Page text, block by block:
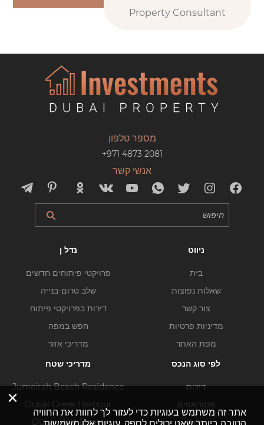
Property Consultant
מספר טלפון
+971 4873 2081
אנשי קשר
ניווט
בית
שאלות נפוצות
צור קשר
מדיניות פרטיות
מפת האתר
נדל ן
פרויקטי פיתוחים חדשים
שלב טרום-בנייה
דירות בפרויקטי פיתוח
חפש במפה
מדריכי אזור
לפי סוג הנכס
דירות
פנטהאוזים
וילות
מדריכי שטח
Jumeirah Beach Residence
Dubai Creek Harbour
Dubai Hills Estate
×
אתר זה משתמש בעוגיות כדי לעזור לך לחוות את החוויה